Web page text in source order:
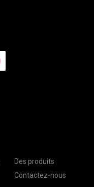
Des produits
Contactez-nous